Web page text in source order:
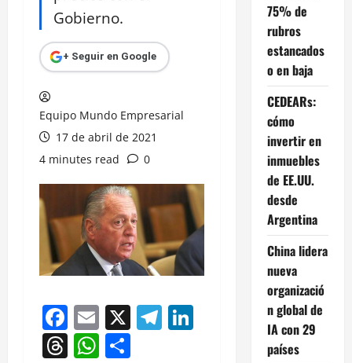
Gobierno.
+ Seguir en Google
Equipo Mundo Empresarial
17 de abril de 2021
4 minutes read
0
Facebook
Email
X Telegram
LinkedIn
Threads
WhatsApp
75% de
rubros
estancados
o en baja
CEDEARs:
cómo
invertir en
inmuebles
de EE.UU.
desde
Argentina
China lidera
nueva
organizació
n global de
IA con 29
países